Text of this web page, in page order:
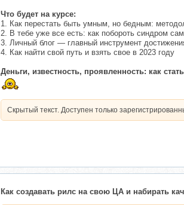
Что будет на курсе:
1. Как перестать быть умным, но бедным:
2. В тебе уже все есть: как побороть синдром
3. Личный блог — главный инструмент
4. Как найти свой путь и взять свое в 2023 году
Деньги, известность, проявленность: как
Скрытый текст. Доступен только
Как создавать рилс на свою ЦА и набирать